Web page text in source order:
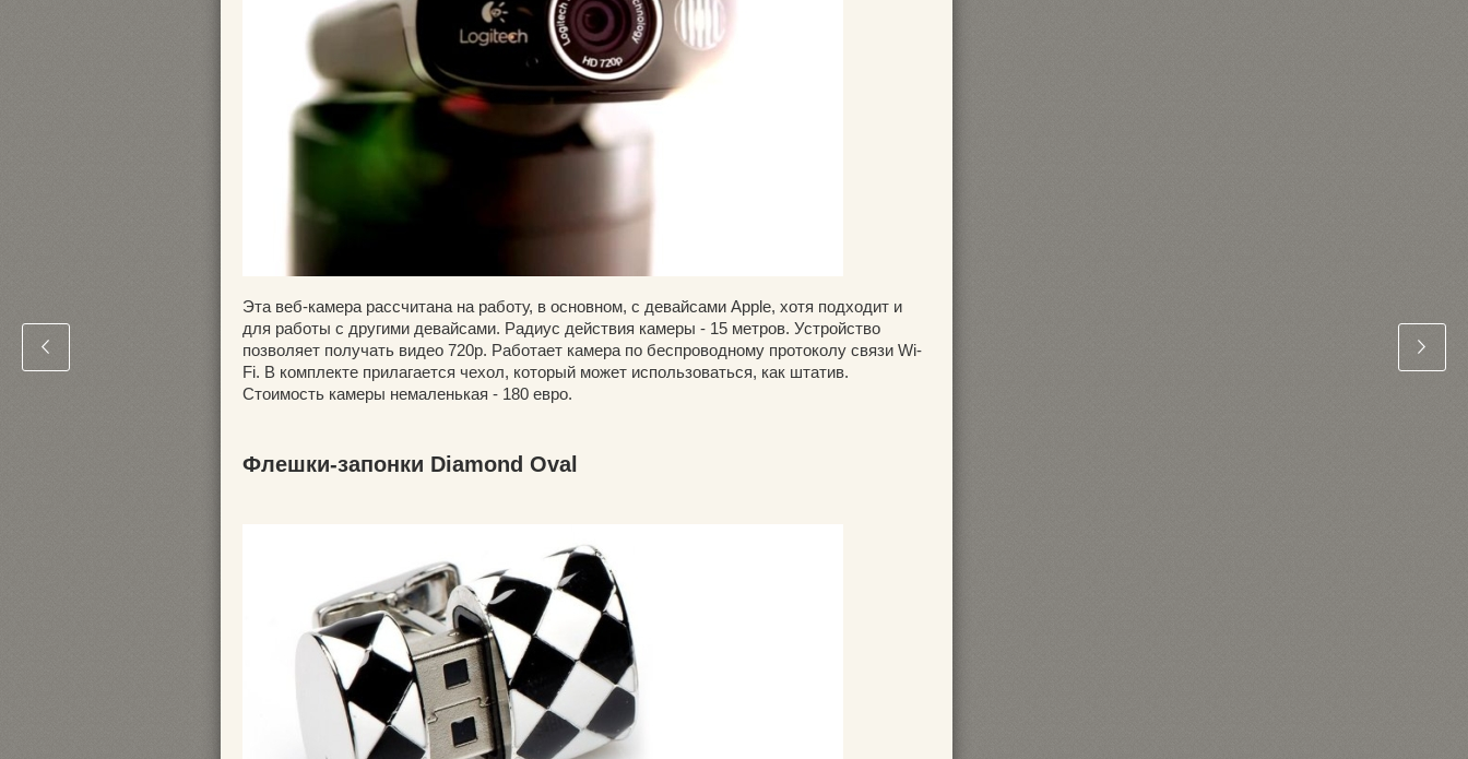
Эта веб-камера рассчитана на работу, в основном, с девайсами Apple, хотя подходит и
для работы с другими девайсами. Радиус действия камеры - 15 метров. Устройство
позволяет получать видео 720р. Работает камера по беспроводному протоколу связи Wi-
Fi. В комплекте прилагается чехол, который может использоваться, как штатив.
Стоимость камеры немаленькая - 180 евро.
Флешки-запонки Diamond Oval